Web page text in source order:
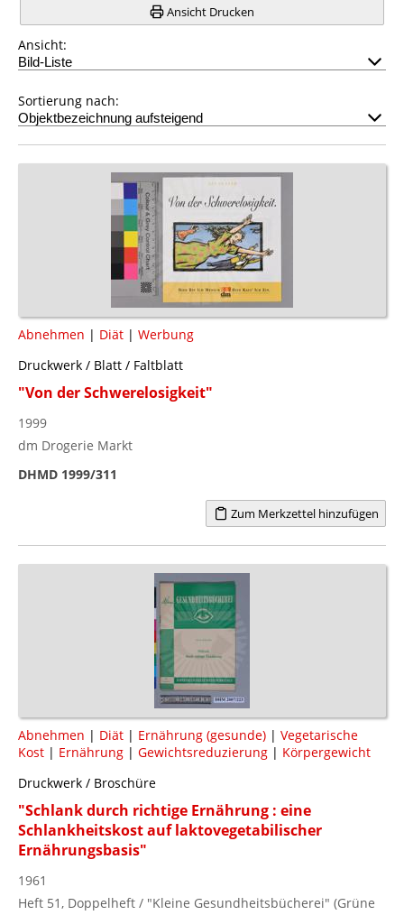
Ansicht Drucken
Ansicht:
Sortierung nach:
Abnehmen | Diät | Werbung
Druckwerk / Blatt / Faltblatt
"Von der Schwerelosigkeit"
1999
dm Drogerie Markt
DHMD 1999/311
Zum Merkzettel hinzufügen
Abnehmen | Diät | Ernährung (gesunde) | Vegetarische
Kost | Ernährung | Gewichtsreduzierung | Körpergewicht
Druckwerk / Broschüre
"Schlank durch richtige Ernährung : eine
Schlankheitskost auf laktovegetabilischer
Ernährungsbasis"
1961
Heft 51, Doppelheft / "Kleine Gesundheitsbücherei" (Grüne